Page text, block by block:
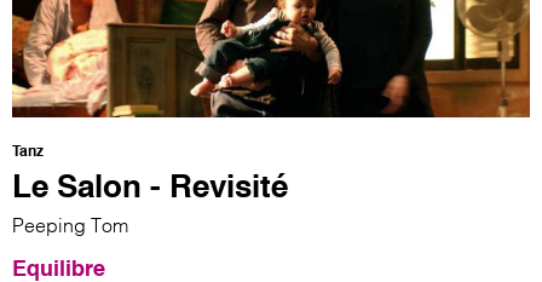
Tanz
Le Salon - Revisité
Peeping Tom
Equilibre